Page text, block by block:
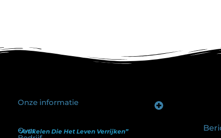
Over
“Artikelen Die Het Leven Verrijken”
Onze informatie